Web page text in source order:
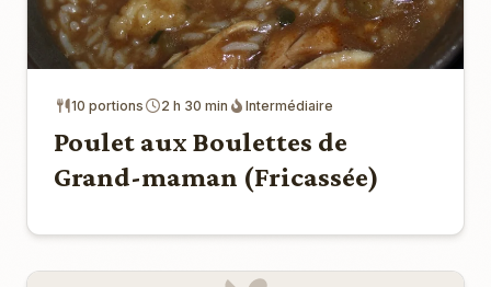
10 portions 2 h 30 min Intermédiaire
Poulet aux Boulettes de
Grand-maman (Fricassée)